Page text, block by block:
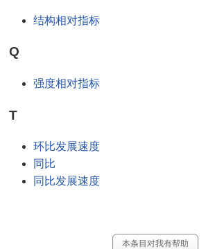
结构相对指标
Q
强度相对指标
T
环比发展速度
同比
同比发展速度
本条目对我有帮助